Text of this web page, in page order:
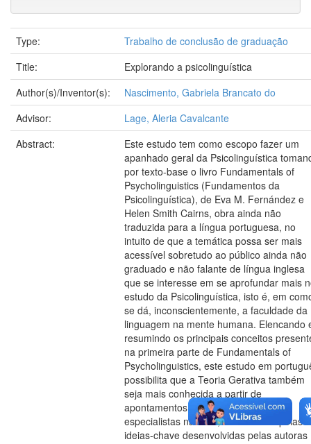
Type:
Trabalho de conclusão de graduação
Title:
Explorando a psicolinguística
Author(s)/Inventor(s):
Nascimento, Gabriela Brancato do
Advisor:
Lage, Aleria Cavalcante
Abstract:
Este estudo tem como escopo fazer um
apanhado geral da Psicolinguística
por texto-base o livro Fundamentals of
Psycholinguistics (Fundamentos da
Psicolinguística), de Eva M. Fernández e
Helen Smith Cairns, obra ainda não
traduzida para a língua portuguesa, no
intuito de que a temática possa ser mais
acessível sobretudo ao público ainda não
graduado e não falante de língua inglesa
que se interesse em se aprofundar mais
estudo da Psicolinguística, isto é, em
se dá, inconscientemente, a faculdade da
linguagem na mente humana. Elencando
resumindo os principais conceitos
na primeira parte de Fundamentals of
Psycholinguistics, este estudo em
possibilita que a Teoria Gerativa também
seja mais conhecida a partir de
apontamentos modernos de grandes
especialistas na área, transmitidos pelas
ideias-chave desenvolvidas pelas autoras